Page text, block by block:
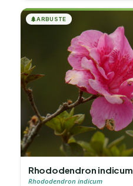
🌲ARBUSTE
Rhododendron indicum
Rhododendron indicum